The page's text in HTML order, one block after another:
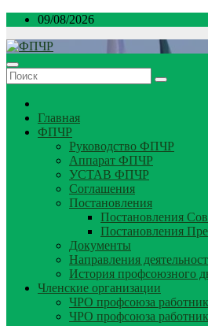
Перейти
содержимому
09/08/2026
Главная
ФПЧР
Руководство ФПЧР
Аппарат ФПЧР
УСТАВ ФПЧР
Соглашения
Постановления
Постановления
Постановления
Документы
Направления
История профсоюзного
Членские организации
ЧРО профсоюза
ЧРО профсоюза